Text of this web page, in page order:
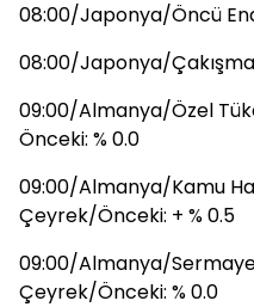
08:00/Japonya/Öncü
08:00/Japonya/
09:00/Almanya/Özel
Önceki: % 0.0
09:00/Almanya/Kamu
Çeyrek/Önceki: + % 0.5
09:00/Almanya/Sermaye
Çeyrek/Önceki: % 0.0